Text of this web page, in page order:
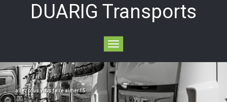
DUARIG Transports
Toggle
navigation
allez tous vous faire aimer ! 5